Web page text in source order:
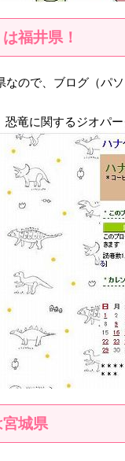
は福井県！
ので、ブログ（パ
恐竜に関するジオパ
宮城県